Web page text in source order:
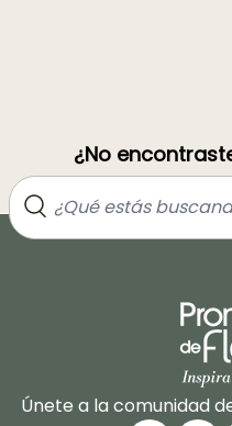
¿No
Únete a la comunidad